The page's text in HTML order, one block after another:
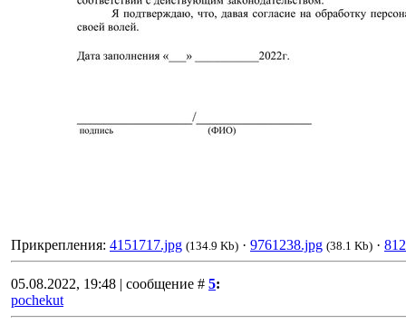
Прикрепления: 4151717.jpg (134.9 Kb) · 9761238.jpg (38.1 Kb) ·
05.08.2022, 19:48 | сообщение # 5:
pochekut